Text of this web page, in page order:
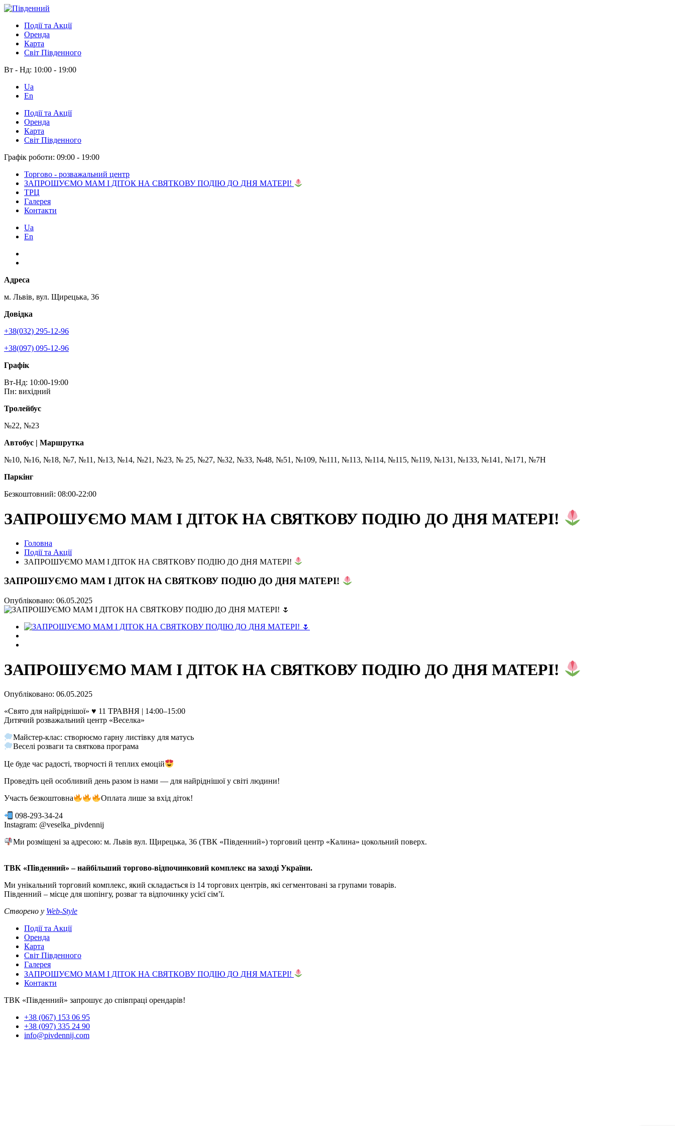
Події та Акції
Оренда
Карта
Світ Південного
Вт - Нд: 10:00 - 19:00
Ua
En
Події та Акції
Оренда
Карта
Світ Південного
Графік роботи: 09:00 - 19:00
Торгово - розважальний центр
ЗАПРОШУЄМО МАМ І ДІТОК НА СВЯТКОВУ ПОДІЮ ДО ДНЯ МАТЕРІ!
ТРЦ
Галерея
Контакти
Ua
En
Адреса
м. Львів, вул. Щирецька, 36
Довідка
+38(032) 295-12-96
+38(097) 095-12-96
Графік
Вт-Нд: 10:00-19:00
Пн: вихідний
Тролейбус
№22, №23
Автобус | Маршрутка
№10, №16, №18, №7, №11, №13, №14, №21, №23, № 25, №27, №32, №33, №48, №51, №109, №111, №113, №114, №115, №119, №131, №133, №141, №171, №7Н
Паркінг
Безкоштовний: 08:00-22:00
ЗАПРОШУЄМО МАМ І ДІТОК НА СВЯТКОВУ ПОДІЮ ДО ДНЯ МАТЕРІ!
Головна
Події та Акції
ЗАПРОШУЄМО МАМ І ДІТОК НА СВЯТКОВУ ПОДІЮ ДО ДНЯ МАТЕРІ!
ЗАПРОШУЄМО МАМ І ДІТОК НА СВЯТКОВУ ПОДІЮ ДО ДНЯ МАТЕРІ!
Опубліковано: 06.05.2025
ЗАПРОШУЄМО МАМ І ДІТОК НА СВЯТКОВУ ПОДІЮ ДО ДНЯ МАТЕРІ!
Опубліковано: 06.05.2025
«Свято для найріднішої» ♥️ 11 ТРАВНЯ | 14:00–15:00
Дитячий розважальний центр «Веселка»
Майстер-клас: створюємо гарну листівку для матусь
Веселі розваги та святкова програма
Це буде час радості, творчості й теплих емоцій
Проведіть цей особливий день разом із нами — для найріднішої у світі людини!
Участь безкоштовна Оплата лише за вхід діток!
098-293-34-24
Instagram: @veselka_pivdennij
Ми розміщені за адресою: м. Львів вул. Щирецька, 36 (ТВК «Південний») торговий центр «Калина» цокольний поверх.
ТВК «Південний» – найбільший торгово-відпочинковий комплекс на заході України.
Ми унікальний торговий комплекс, який складається із 14 торгових центрів, які сегментовані за групами товарів.
Південний – місце для шопінгу, розваг та відпочинку усієї сім’ї.
Створено у Web-Style
Події та Акції
Оренда
Карта
Світ Південного
Галерея
ЗАПРОШУЄМО МАМ І ДІТОК НА СВЯТКОВУ ПОДІЮ ДО ДНЯ МАТЕРІ!
Контакти
ТВК «Південний» запрошує до співпраці орендарів!
+38 (067) 153 06 95
+38 (097) 335 24 90
info@pivdennij.com